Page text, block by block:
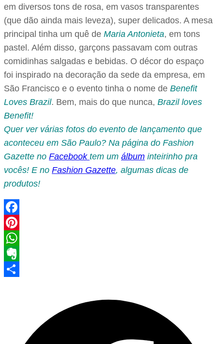
em diversos tons de rosa, em vasos transparentes
(que dão ainda mais leveza), super delicados. A mesa
principal tinha um quê de Maria Antonieta, em tons
pastel. Além disso, garçons passavam com outras
comidinhas salgadas e bebidas. O décor do espaço
foi inspirado na decoração da sede da empresa, em
São Francisco e o evento tinha o nome de Benefit
Loves Brazil. Bem, mais do que nunca, Brazil loves
Benefit!
Quer ver várias fotos do evento de lançamento que
aconteceu em São Paulo? Na página do Fashion
Gazette no Facebook tem um álbum inteirinho pra
vocês! E no Fashion Gazette, algumas dicas de
produtos!
Facebook
Pinterest
WhatsApp
Evernote